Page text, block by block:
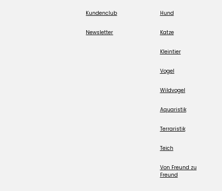
Kundenclub
Newsletter
Hund
Katze
Kleintier
Vogel
Wildvogel
Aquaristik
Terraristik
Teich
Von Freund zu
Freund